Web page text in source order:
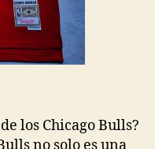
los Chicago Bulls?
no solo es una